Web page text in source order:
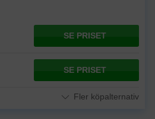
SE PRISET
SE PRISET
Fler köpalternativ